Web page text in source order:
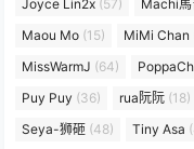
Joyce Lin2x (57) Machi馬
Maou Mo (15) MiMi Chan
MissWarmJ (64)
Puy Puy (36) rua阮阮 (18)
Seya-狮砸 (48) Tiny Asa